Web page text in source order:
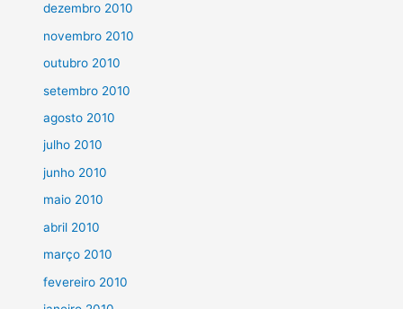
dezembro 2010
novembro 2010
outubro 2010
setembro 2010
agosto 2010
julho 2010
junho 2010
maio 2010
abril 2010
março 2010
fevereiro 2010